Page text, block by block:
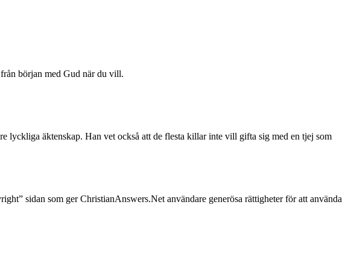
början med Gud när du vill.
lyckliga äktenskap. Han vet också att de flesta killar inte vill gifta sig med en tjej som
sidan som ger ChristianAnswers.Net användare generösa rättigheter för att använda